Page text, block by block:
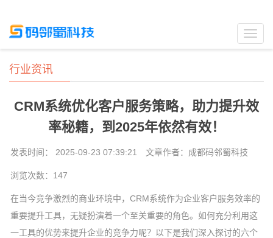
行业资讯
CRM系统优化客户服务策略，助力提升效
率秘籍，到2025年依然有效！
发表时间： 2025-09-23 07:39:21 文章作者：成都码邻蜀科技
浏览次数： 147
在当今竞争激烈的商业环境中，CRM系统作为企业客户服务效率的
重要提升工具，无疑扮演着一个至关重要的角色。如何充分利用这
一工具的优势来提升企业的竞争力呢？以下是我们深入探讨的六个